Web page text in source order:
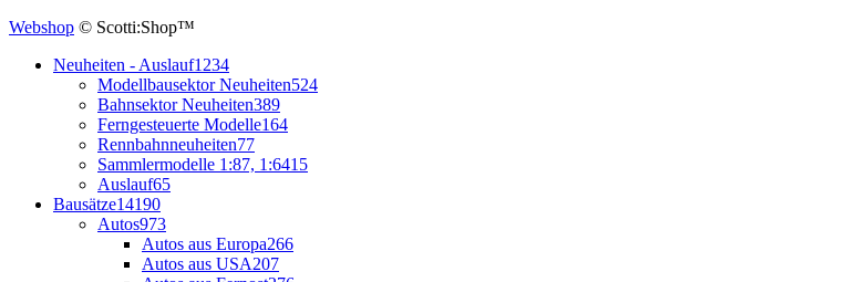
Webshop © Scotti:Shop™
Neuheiten - Auslauf1234
Modellbausektor Neuheiten524
Bahnsektor Neuheiten389
Ferngesteuerte Modelle164
Rennbahnneuheiten77
Sammlermodelle 1:87, 1:6415
Auslauf65
Bausätze14190
Autos973
Autos aus Europa266
Autos aus USA207